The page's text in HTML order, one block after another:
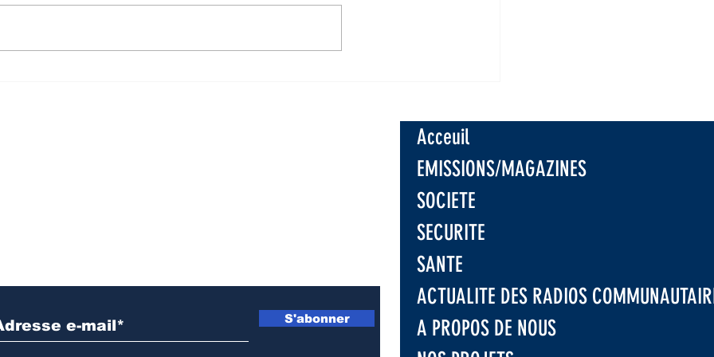
S'abonner
Acceuil
EMISSIONS/MAGAZINES
SOCIETE
SECURITE
SANTE
ACTUALITE DES RADIOS
A PROPOS DE NOUS